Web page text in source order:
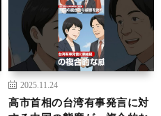
2025.11.24
高市首相の台湾有事発言に対